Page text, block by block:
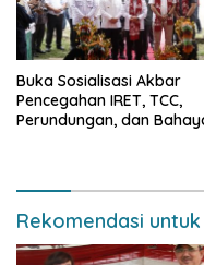
Buka Sosialisasi Akbar
Pencegahan IRET, TCC,
Perundungan, dan
depan sudah ada di
Rekomendasi